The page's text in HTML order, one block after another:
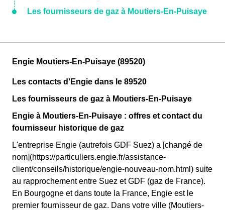
Les fournisseurs de gaz à Moutiers-En-Puisaye
Engie Moutiers-En-Puisaye (89520)
Les contacts d'Engie dans le 89520
Les fournisseurs de gaz à Moutiers-En-Puisaye
Engie à Moutiers-En-Puisaye : offres et contact du
fournisseur historique de gaz
L'entreprise Engie (autrefois GDF Suez) a [changé de
nom](https://particuliers.engie.fr/assistance-
client/conseils/historique/engie-nouveau-nom.html) suite
au rapprochement entre Suez et GDF (gaz de France).
En Bourgogne et dans toute la France, Engie est le
premier fournisseur de gaz. Dans votre ville (Moutiers-